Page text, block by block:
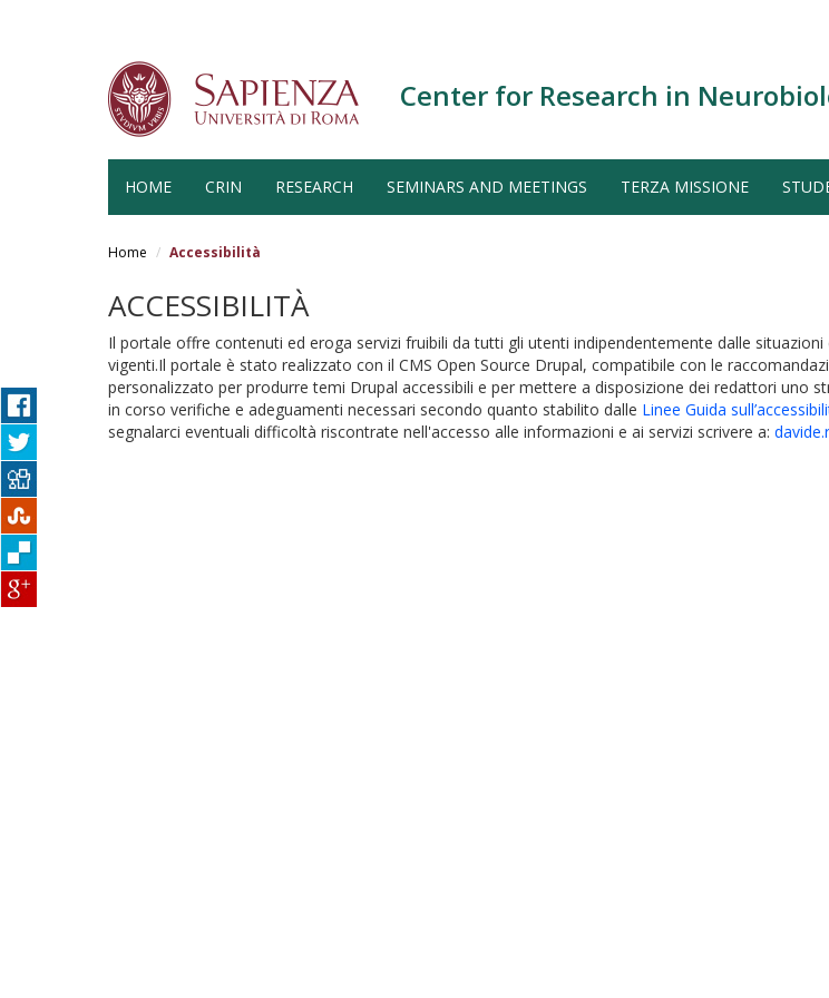
Center for Research in
HOME CRIN RESEARCH SEMINARS AND MEETINGS TERZA MISSIONE
Home Accessibilità
ACCESSIBILITÀ
Il portale offre contenuti ed eroga servizi fruibili da tutti gli utenti indipendentemente dalle
vigenti.Il portale è stato realizzato con il CMS Open Source Drupal, compatibile con le
personalizzato per produrre temi Drupal accessibili e per mettere a disposizione dei redattori uno
in corso verifiche e adeguamenti necessari secondo quanto stabilito dalle Linee Guida
segnalarci eventuali difficoltà riscontrate nell'accesso alle informazioni e ai servizi scrivere a: